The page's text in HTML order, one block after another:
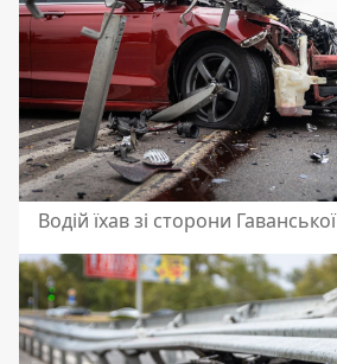
Водій їхав зі сторони Гаванської